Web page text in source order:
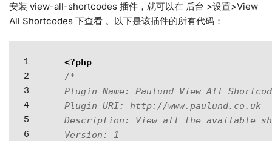
安装 view-all-shortcodes 插件，就可以在 后台 >设置>View
All Shortcodes 下查看 。以下是该插件的所有代码：
1
2
3
4
5
6
<?php
/*
Plugin Name: Paulund View All
Plugin URI: http://www.paulund.co.uk
Description: View all the available
Version: 1